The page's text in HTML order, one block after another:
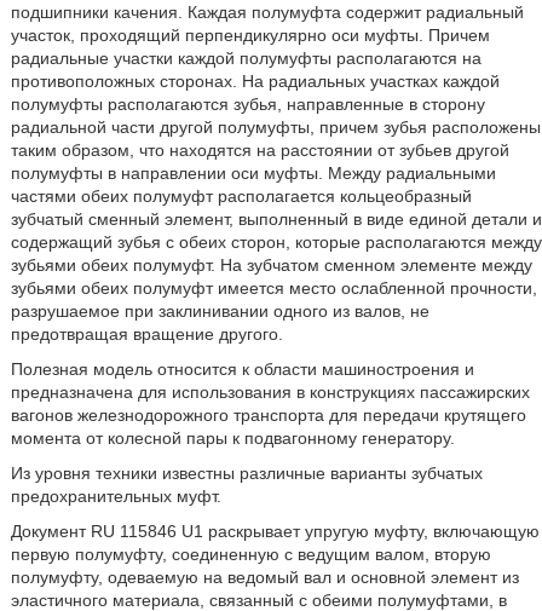
подшипники качения. Каждая полумуфта содержит радиальный
участок, проходящий перпендикулярно оси муфты. Причем
радиальные участки каждой полумуфты располагаются на
противоположных сторонах. На радиальных участках каждой
полумуфты располагаются зубья, направленные в сторону
радиальной части другой полумуфты, причем зубья расположены
таким образом, что находятся на расстоянии от зубьев другой
полумуфты в направлении оси муфты. Между радиальными
частями обеих полумуфт располагается кольцеобразный
зубчатый сменный элемент, выполненный в виде единой детали и
содержащий зубья с обеих сторон, которые располагаются между
зубьями обеих полумуфт. На зубчатом сменном элементе между
зубьями обеих полумуфт имеется место ослабленной прочности,
разрушаемое при заклинивании одного из валов, не
предотвращая вращение другого.
Полезная модель относится к области машиностроения и
предназначена для использования в конструкциях пассажирских
вагонов железнодорожного транспорта для передачи крутящего
момента от колесной пары к подвагонному генератору.
Из уровня техники известны различные варианты зубчатых
предохранительных муфт.
Документ RU 115846 U1 раскрывает упругую муфту, включающую
первую полумуфту, соединенную с ведущим валом, вторую
полумуфту, одеваемую на ведомый вал и основной элемент из
эластичного материала, связанный с обеими полумуфтами, в